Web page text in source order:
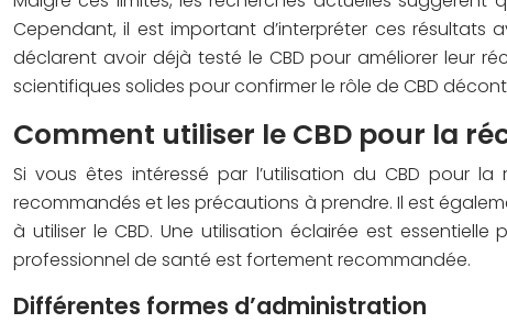
Cependant, il est important d’interpréter ces résultats
déclarent avoir déjà testé le CBD pour améliorer leur
scientifiques solides pour confirmer le rôle de CBD
Comment utiliser le CBD pour la
Si vous êtes intéressé par l’utilisation du CBD pour
recommandés et les précautions à prendre. Il est
à utiliser le CBD. Une utilisation éclairée est
professionnel de santé est fortement recommandée.
Différentes formes d’administration